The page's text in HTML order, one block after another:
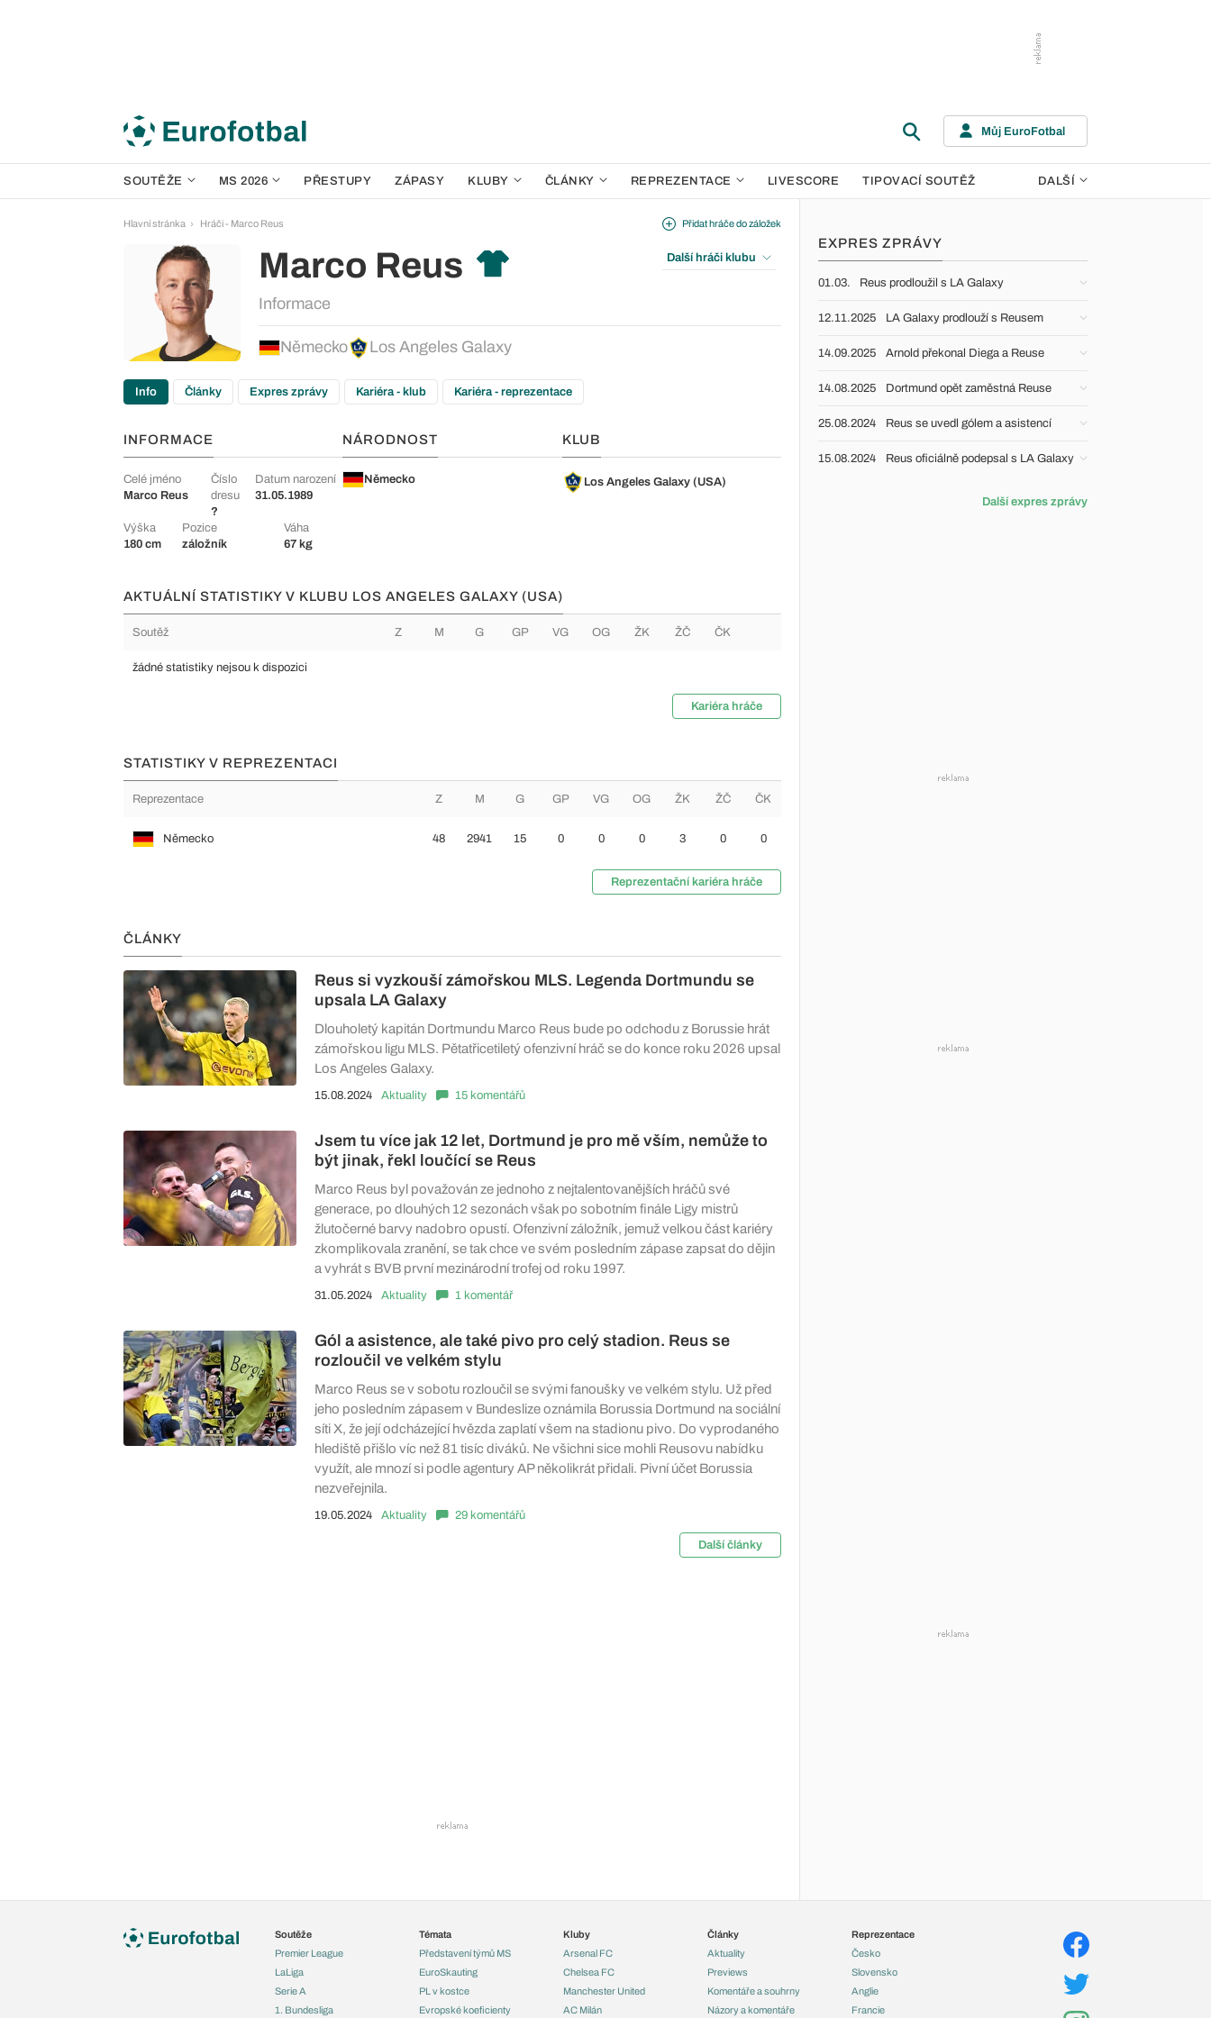
Můj EuroFotbal
SOUTĚŽE MS 2026 PŘESTUPY ZÁPASY KLUBY ČLÁNKY REPREZENTACE LIVESCORE TIPOVACÍ SOUTĚŽ DALŠÍ
Hlavní stránka Hráči - Marco Reus
Marco Reus
Informace
Německo Los Angeles Galaxy
Přidat hráče do záložek
Další hráči klubu
Info Články Expres zprávy Kariéra - klub Kariéra - reprezentace
INFORMACE
Celé jméno
Marco Reus
Číslo
dresu
?
Datum narození
31.05.1989
Výška
180 cm
Pozice
záložník
Váha
67 kg
NÁRODNOST
Německo
KLUB
Los Angeles Galaxy (USA)
AKTUÁLNÍ STATISTIKY V KLUBU LOS ANGELES GALAXY (USA)
Soutěž Z M G GP VG OG ŽK ŽČ ČK
žádné statistiky nejsou k dispozici
Kariéra hráče
STATISTIKY V REPREZENTACI
Reprezentace Z M G GP VG OG ŽK ŽČ ČK
Německo 48 2941 15 0 0 0 3 0 0
Reprezentační kariéra hráče
ČLÁNKY
Reus si vyzkouší zámořskou MLS. Legenda Dortmundu se
upsala LA Galaxy
Dlouholetý kapitán Dortmundu Marco Reus bude po odchodu z Borussie hrát
zámořskou ligu MLS. Pětatřicetiletý ofenzivní hráč se do konce roku 2026 upsal
Los Angeles Galaxy.
15.08.2024 Aktuality 15 komentářů
Jsem tu více jak 12 let, Dortmund je pro mě vším, nemůže to
být jinak, řekl loučící se Reus
Marco Reus byl považován ze jednoho z nejtalentovanějších hráčů své
generace, po dlouhých 12 sezonách však po sobotním finále Ligy mistrů
žlutočerné barvy nadobro opustí. Ofenzivní záložník, jemuž velkou část kariéry
zkomplikovala zranění, se tak chce ve svém posledním zápase zapsat do dějin
a vyhrát s BVB první mezinárodní trofej od roku 1997.
31.05.2024 Aktuality 1 komentář
Gól a asistence, ale také pivo pro celý stadion. Reus se
rozloučil ve velkém stylu
Marco Reus se v sobotu rozloučil se svými fanoušky ve velkém stylu. Už před
jeho posledním zápasem v Bundeslize oznámila Borussia Dortmund na sociální
síti X, že její odcházející hvězda zaplatí všem na stadionu pivo. Do vyprodaného
hlediště přišlo víc než 81 tisíc diváků. Ne všichni sice mohli Reusovu nabídku
využít, ale mnozí si podle agentury AP několikrát přidali. Pivní účet Borussia
nezveřejnila.
19.05.2024 Aktuality 29 komentářů
Další články
EXPRES ZPRÁVY
01.03. Reus prodloužil s LA Galaxy
12.11.2025 LA Galaxy prodlouží s Reusem
14.09.2025 Arnold překonal Diega a Reuse
14.08.2025 Dortmund opět zaměstná Reuse
25.08.2024 Reus se uvedl gólem a asistencí
15.08.2024 Reus oficiálně podepsal s LA Galaxy
Další expres zprávy
Soutěže
Premier League
LaLiga
Serie A
1. Bundesliga
Témata
Představení týmů MS
EuroSkauting
PL v kostce
Evropské koeficienty
Kluby
Arsenal FC
Chelsea FC
Manchester United
AC Milán
Články
Aktuality
Previews
Komentáře a souhrny
Názory a komentáře
Reprezentace
Česko
Slovensko
Anglie
Francie